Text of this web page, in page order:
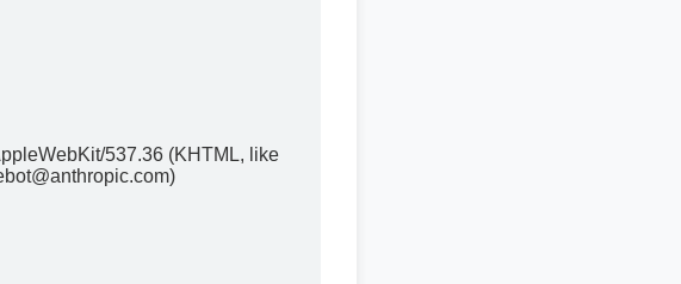
537.36 (KHTML, like